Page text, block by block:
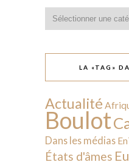
LA «TAG»
Actualité
Boulot
Dans les médias
États d'âmes